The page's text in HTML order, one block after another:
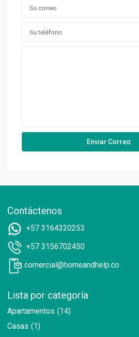
Contáctenos
+57 3164320253
+57 3156702450
comercial@homeandhelp.co
Lista por categoría
Apartamentos (14)
Casas (1)